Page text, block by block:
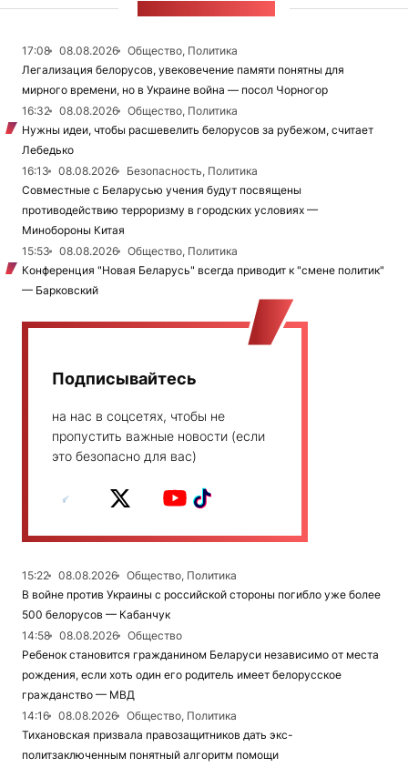
17:08 08.08.2026
Общество, Политика
Легализация белорусов, увековечение памяти понятны для
мирного времени, но в Украине война — посол Чорногор
16:32
08.08.2026
Общество, Политика
Нужны идеи, чтобы расшевелить белорусов за рубежом, считает
Лебедько
16:13
08.08.2026
Безопасность, Политика
Совместные с Беларусью учения будут посвящены
противодействию терроризму в городских условиях —
Минобороны Китая
15:53
08.08.2026
Общество, Политика
Конференция "Новая Беларусь" всегда приводит к "смене политик"
— Барковский
Подписывайтесь
на нас в соцсетях, чтобы не
пропустить важные новости (если
это безопасно для вас)
15:22 08.08.2026
Общество, Политика
В войне против Украины с российской стороны погибло уже более
500 белорусов — Кабанчук
14:58
08.08.2026
Общество
Ребенок становится гражданином Беларуси независимо от места
рождения, если хоть один его родитель имеет белорусское
гражданство — МВД
14:16
08.08.2026
Общество, Политика
Тихановская призвала правозащитников дать экс-
политзаключенным понятный алгоритм помощи